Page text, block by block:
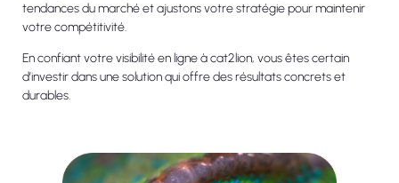
tendances du marché et ajustons votre stratégie pour maintenir
votre compétitivité.
En confiant votre visibilité en ligne à cat2lion, vous êtes certain
d’investir dans une solution qui offre des résultats concrets et
durables.